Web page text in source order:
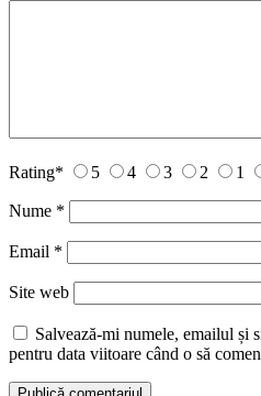
Rating* 5 4 3 2 1
Nume *
Email *
Site web
Salvează-mi numele, emailul și
pentru data viitoare când o să